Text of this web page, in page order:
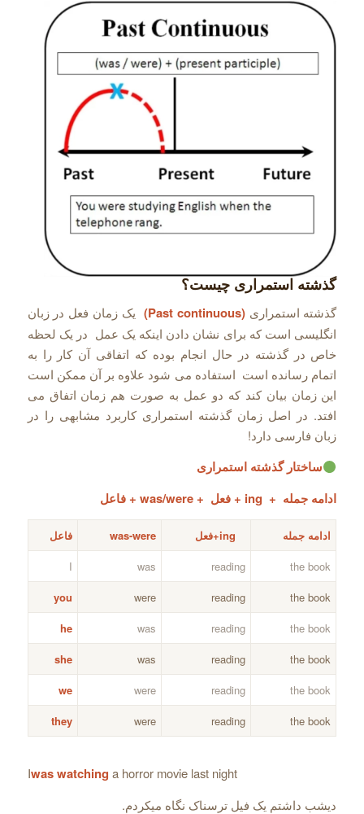
گذشته استمراری چیست؟
گذشته استمراری(Past continuous)
یک زمان فعل در زبان
انگلیسی است که برای نشان دادن اینکه یک عمل در یک لحظه
خاص در گذشته در حال انجام بوده که اتفاقی آن کار را به
اتمام رسانده است استفاده می شود علاوه بر آن ممکن است
این زمان بیان کند که دو عمل به صورت هم زمان اتفاق می
افتد. در اصل زمان گذشته استمراری کاربرد مشابهی را در
زبان فارسی دارد!
ساختار گذشته استمراری
ادامه جمله + ing + فعل + was/were + فاعل
ادامه جمله was-were
فاعل
the book
reading
was
I
the book
reading
were
you
the book
reading
was
he
the book
reading
was
she
the book
reading
were
we
the book
reading
were
they
Iwas watching a horror movie last night
دیشب داشتم یک فیل ترسناک نگاه میکردم.